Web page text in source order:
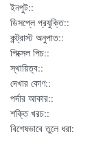
ইনপুট::
ডিসপ্লে প্রযুক্তি::
কন্ট্রাস্ট অনুপাত::
পিক্সেল পিচ::
স্থায়িত্ব::
দেখার কোণ::
পর্দার আকার::
শক্তি খরচ::
বিশেষভাবে তুলে ধরা: